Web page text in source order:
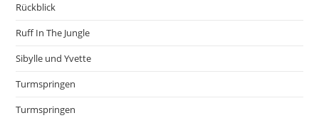
Rückblick
Ruff In The Jungle
Sibylle und Yvette
Turmspringen
Turmspringen